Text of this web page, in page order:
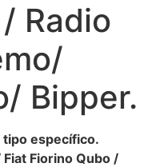
Radio
Bipper.
tipo específico.
Fiorino Qubo /